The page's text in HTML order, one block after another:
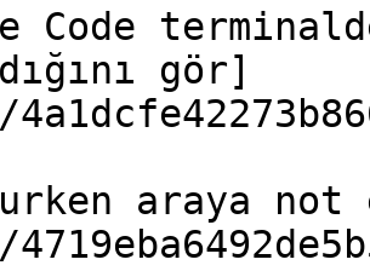
Code
gör]
araya